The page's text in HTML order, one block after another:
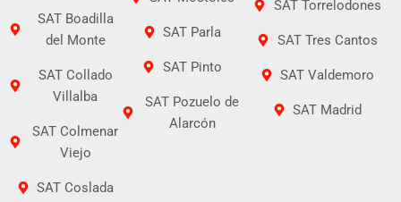
SAT Boadilla
del Monte
SAT Collado
Villalba
SAT Colmenar
Viejo
SAT Coslada
SAT Parla
SAT Pinto
SAT Pozuelo de
Alarcón
SAT Torrelodones
SAT Tres Cantos
SAT Valdemoro
SAT Madrid